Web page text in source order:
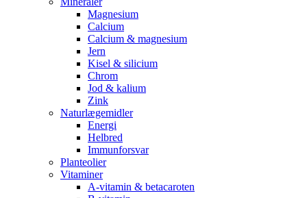
Magnesium
Calcium
Calcium & magnesium
Jern
Kisel & silicium
Chrom
Jod & kalium
Zink
Naturlægemidler
Energi
Helbred
Immunforsvar
Planteolier
Vitaminer
A-vitamin & betacaroten